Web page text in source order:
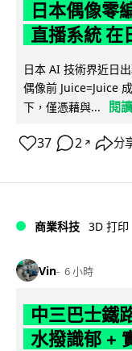
日本偶像零
直播系統 在
日本 AI 技術界近日
偶像前 Juice=Juice
下，僅憑藉與...
閱
37 2 ↗ 分
商業科技 3D 打印
Vin 6 小時
中三巴士鐵
水撥識郁 +